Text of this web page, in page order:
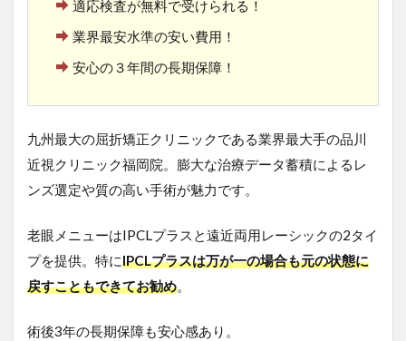
適応検査が無料で受けられる！
業界最安水準の安い費用！
安心の３年間の長期保障！
九州最大の屈折矯正クリニックである業界最大手の品川
近視クリニック福岡院。膨大な治療データ蓄積によるレ
ンズ選定や質の高い手術が魅力です。
老眼メニューはIPCLプラスと遠近両用レーシックの2タイ
プを提供。特にIPCLプラスは万が一の場合も元の状態に
戻すこともできてお勧め。
術後3年の長期保障も安心感あり。